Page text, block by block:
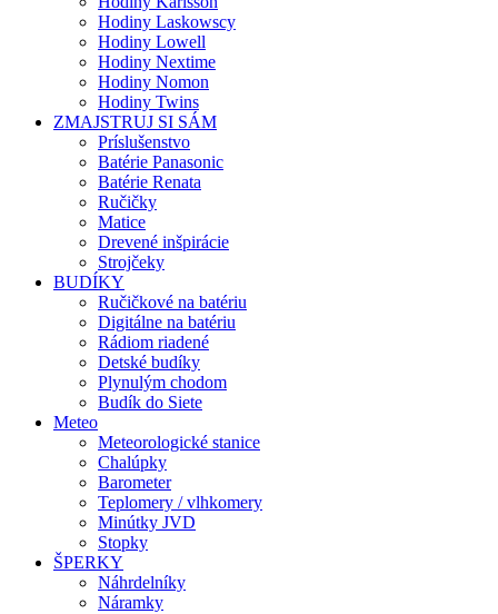
Hodiny Laskowscy
Hodiny Lowell
Hodiny Nextime
Hodiny Nomon
Hodiny Twins
ZMAJSTRUJ SI SÁM
Príslušenstvo
Batérie Panasonic
Batérie Renata
Ručičky
Matice
Drevené inšpirácie
Strojčeky
BUDÍKY
Ručičkové na batériu
Digitálne na batériu
Rádiom riadené
Detské budíky
Plynulým chodom
Budík do Siete
Meteo
Meteorologické stanice
Chalúpky
Barometer
Teplomery / vlhkomery
Minútky JVD
Stopky
ŠPERKY
Náhrdelníky
Náramky